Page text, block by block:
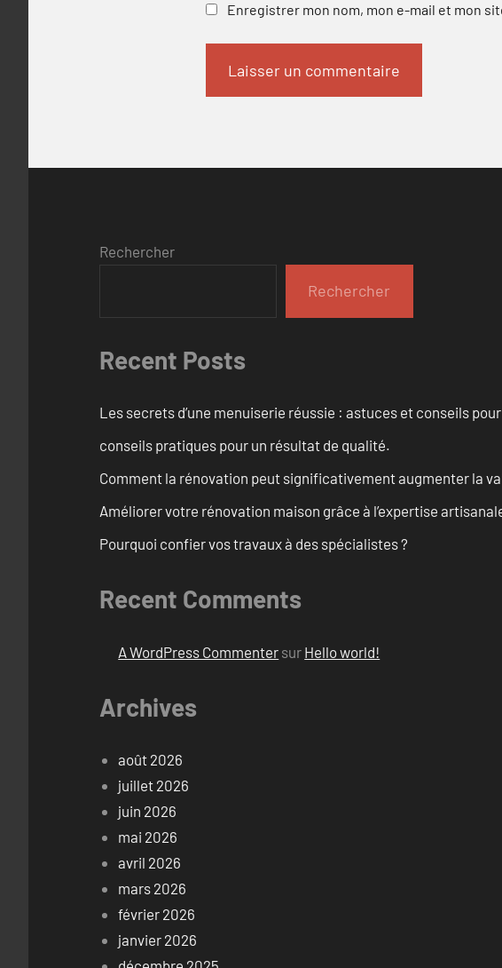
Enregistrer mon nom, mon e-mail et mon
Rechercher
Rechercher
Recent Posts
Les secrets d’une menuiserie réussie : astuces et conseils
conseils pratiques pour un résultat de qualité.
Comment la rénovation peut significativement augmenter la
Améliorer votre rénovation maison grâce à l’expertise
Pourquoi confier vos travaux à des spécialistes ?
Recent Comments
A WordPress Commenter sur Hello world!
Archives
août 2026
juillet 2026
juin 2026
mai 2026
avril 2026
mars 2026
février 2026
janvier 2026